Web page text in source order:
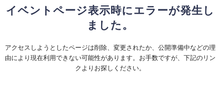
イベントページ表示時にエラーが発生し
ました。
アクセスしようとしたページは削除、変更されたか、公開準備中などの理
由により現在利用できない可能性があります。お手数ですが、下記のリン
クよりお探しください。